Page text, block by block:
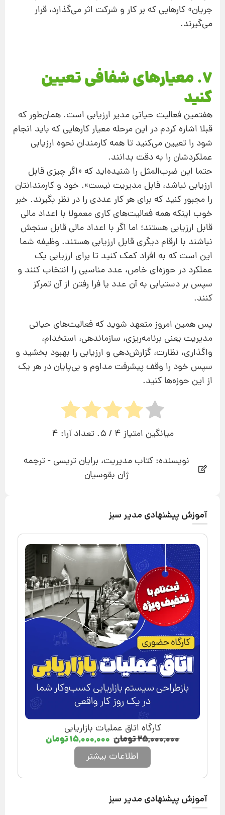
جریان» کارهایی که بر کار و شرکت اثر می‌گذارد، قرار
می‌گیرند.
7. معیارهای شفافی تعیین
کنید
هفتمین فعالیت حیاتی مدیر ارزیابی است. همان‌طور که
قبلا اشاره کردم در این مرحله معیار کارهایی که باید انجام
شود را تعیین می‌کنید تا همه کارمندان نحوه ارزیابی
عملکردشان را به دقت بدانند.
حتما این ضرب‌المثل را شنیده‌اید که «اگر چیزی قابل
ارزیابی نباشد، قابل مدیریت نیست». خود و کارمندانتان
را مجبور کنید که برای هر کار عددی را در نظر بگیرند. خبر
خوب اینکه همه فعالیت‌‌های کاری معمولا با اعداد مالی
قابل ارزیابی هستند؛ اما اگر با اعداد مالی قابل سنجش
نباشند با ارقام دیگری قابل ارزیابی هستند. وظیفه شما
این است که به افراد کمک کنید تا برای ارزیابی یک
عملکرد در حوزه‌ای خاص، عدد مناسبی را انتخاب کنند و
سپس بر دستیابی به آن عدد یا فرا رفتن از آن تمرکز
کنند.
پس همین امروز متعهد شوید که فعالیت‌های حیاتی
مدیریت یعنی برنامه‌ریزی، سازماندهی، استخدام،
واگذاری، نظارت، گزارش‌دهی و ارزیابی را بهبود بخشید و
سپس خود را وقف پیشرفت مداوم و بی‌پایان در هر یک
از این حوزه‌‌ها کنید.
میانگین امتیاز 4 / 5. تعداد آرا:
4
نویسنده: کتاب مدیریت، برایان تریسی - ترجمه
ژان بقوسیان
آموزش پیشنهادی مدیر سبز
کارگاه اتاق عملیات بازاریابی
۲۵,۰۰۰,۰۰۰تومان ۱۵,۰۰۰,۰۰۰تومان
اطلاعات بیشتر
آموزش پیشنهادی مدیر سبز